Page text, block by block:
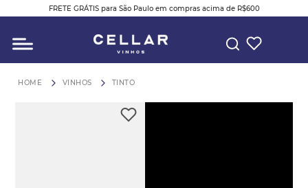
FRETE GRÁTIS para São Paulo em compras acima de R$600
VINHOS TINTO